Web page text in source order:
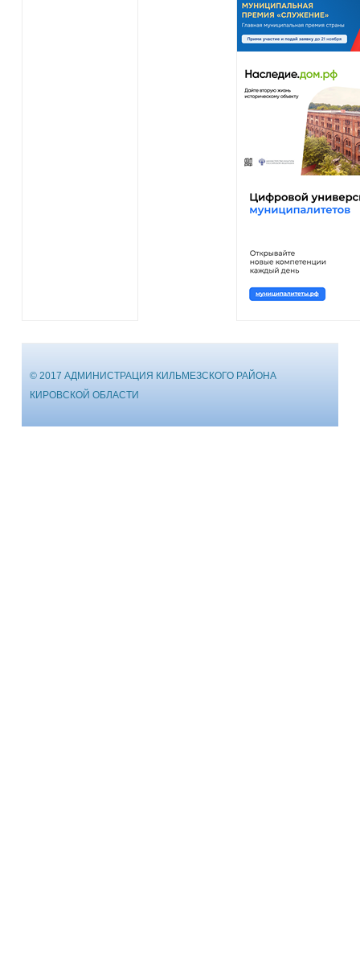
© 2017 АДМИНИСТРАЦИЯ КИЛЬМЕЗСКОГО РАЙОНА
КИРОВСКОЙ ОБЛАСТИ